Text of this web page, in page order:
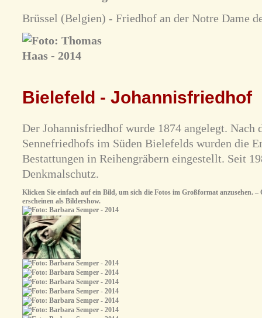
Brüssel (Belgien) - Friedhof an der Notre Dame
Bielefeld - Johannisfriedhof
Der Johannisfriedhof wurde 1874 angelegt. Nach
Sennefriedhofs im Süden Bielefelds wurden die
Bestattungen in Reihengräbern eingestellt. Seit
Denkmalschutz.
Klicken Sie einfach auf ein Bild, um sich die Fotos im Großformat anzusehen. –
erscheinen als Bildershow.